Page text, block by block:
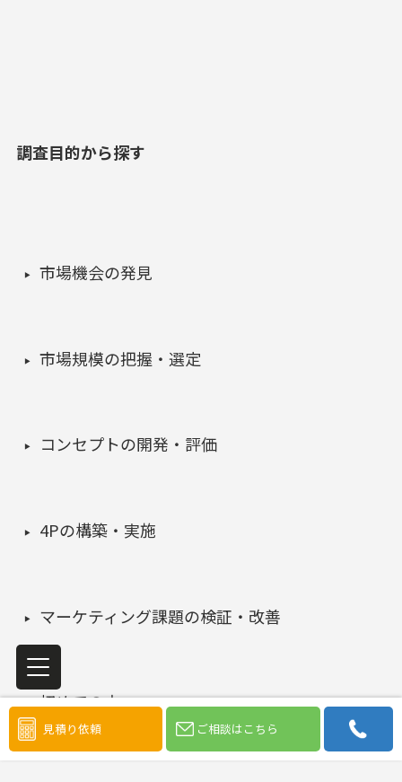
見積り依頼 ご相談はこちら
調査目的から探す
市場機会の発見
市場規模の把握・選定
コンセプトの開発・評価
4Pの構築・実施
マーケティング課題の検証・改善
初めての方へ